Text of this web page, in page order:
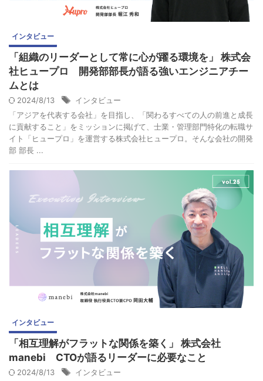
インタビュー
「組織のリーダーとして常に心が躍る環境を」 株式会
社ヒュープロ 開発部部長が語る強いエンジニアチー
ムとは
2024/8/13
インタビュー
「アジアを代表する会社」を目指し、「関わるすべての人の前進と成長
に貢献すること」をミッションに掲げて、士業・管理部門特化の転職サ
イト「ヒュープロ」を運営する株式会社ヒュープロ。そんな会社の開発
部 部長 ...
インタビュー
「相互理解がフラットな関係を築く」 株式会社
manebi CTOが語るリーダーに必要なこと
2024/8/13
インタビュー